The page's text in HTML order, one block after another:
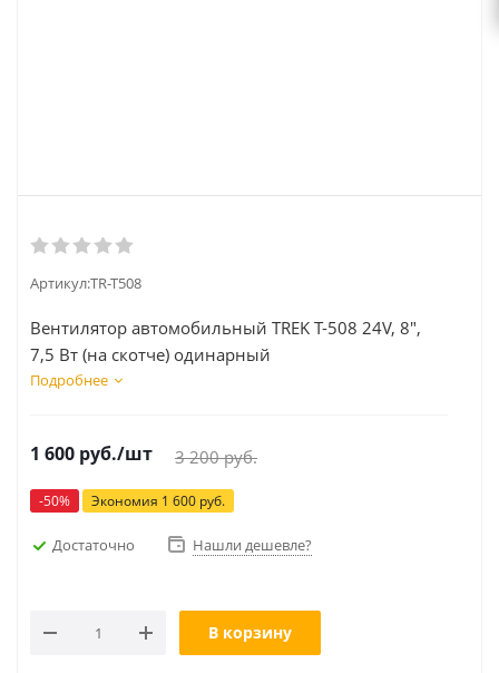
Артикул:TR-T508
Вентилятор автомобильный TREK Т-508 24V, 8",
7,5 Вт (на скотче) одинарный
Подробнее
1 600 руб./шт 3 200руб.
-50% Экономия 1 600 руб.
Достаточно Нашли дешевле?
В корзину